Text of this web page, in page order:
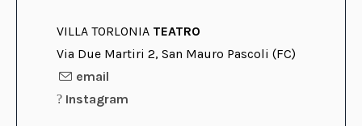
VILLA TORLONIA TEATRO
Via Due Martiri 2, San Mauro Pascoli (FC)
email
? Instagram